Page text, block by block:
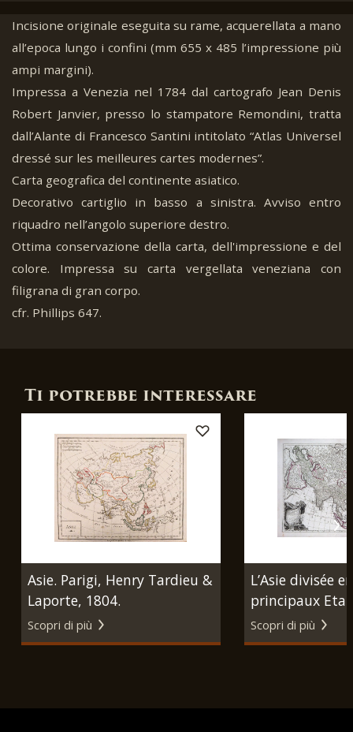
Incisione originale eseguita su rame, acquerellata a mano
all’epoca lungo i confini (mm 655 x 485 l’impressione più
ampi margini).
Impressa a Venezia nel 1784 dal cartografo Jean Denis
Robert Janvier, presso lo stampatore Remondini, tratta
dall’Alante di Francesco Santini intitolato “Atlas Universel
dressé sur les meilleures cartes modernes”.
Carta geografica del continente asiatico.
Decorativo cartiglio in basso a sinistra. Avviso entro
riquadro nell’angolo superiore destro.
Ottima conservazione della carta, dell'impressione e del
colore. Impressa su carta vergellata veneziana con
filigrana di gran corpo.
cfr. Phillips 647.
Ti potrebbe interessare
Asie. Parigi, Henry Tardieu &
Laporte, 1804.
Scopri di più
L’Asie divisée
principaux
aux
astronomique.
Scopri di più